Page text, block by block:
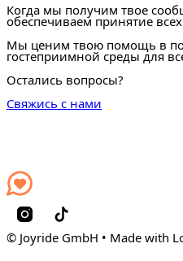
Когда мы получим твое
обеспечиваем принятие
Мы ценим твою помощь в
гостеприимной среды для
Остались вопросы?
Свяжись с нами
© Joyride GmbH • Made with